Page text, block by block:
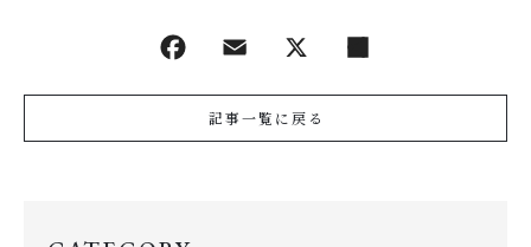
記事一覧に戻る